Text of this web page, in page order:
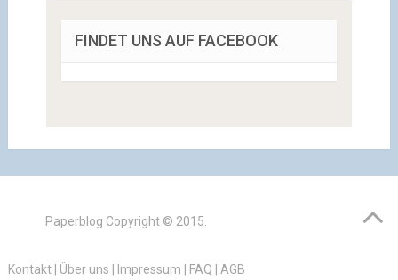
FINDET UNS AUF FACEBOOK
Paperblog Copyright © 2015.
Kontakt| Über uns Impressum FAQ AGB